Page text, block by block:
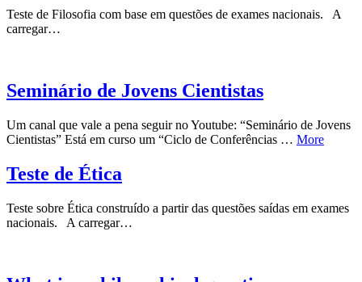
Teste de Filosofia com base em questões de exames nacionais. A
carregar…
Seminário de Jovens Cientistas
Um canal que vale a pena seguir no Youtube: “Seminário de Jovens
Cientistas” Está em curso um “Ciclo de Conferências … More
Teste de Ética
Teste sobre Ética construído a partir das questões saídas em exames
nacionais. A carregar…